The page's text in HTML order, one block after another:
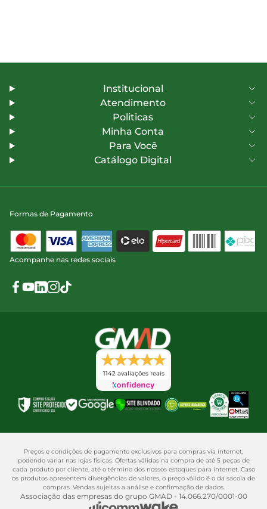
Institucional
Atendimento
Politicas
Minha Conta
Para Você
Catálogo Digital
Formas de Pagamento
Acompanhe nas redes sociais
1142 avaliações reais
Preços e condições de pagamento exclusivos para compras via internet,
podendo variar nas lojas físicas. Ofertas válidas na compra de até 5 peças de
cada produto por cliente, até o término dos nossos estoques para internet. Caso
os produtos apresentem divergências de valores, o preço válido é o da sacola de
compras. Vendas sujeitas a análise e confirmação de dados.
Associação das empresas do grupo GMAD - 14.066.270/0001-00